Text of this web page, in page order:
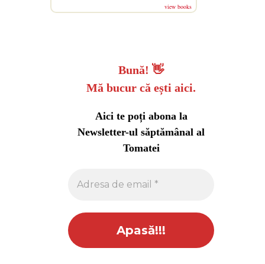
view books
Bună! 👋
Mă bucur că ești aici.
Aici te poți abona la
Newsletter-ul săptămânal al
Tomatei